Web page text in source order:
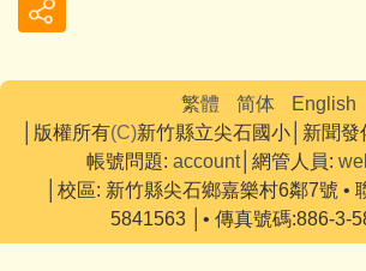
繁體 简体
English
│版權所有(C)新竹縣立尖石國小│新聞發
帳號問題: account│網管人員:
校區: 新竹縣尖石鄉嘉樂村6鄰7號 •
5841563 │• 傳真號碼:886-3-